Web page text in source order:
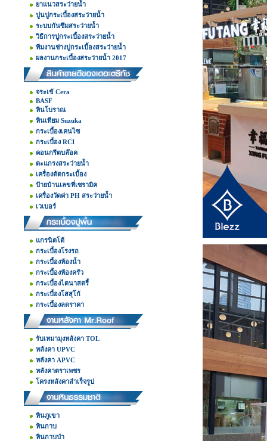
ยาแนวสระว่ายน้ำ
ปูนปูกระเบื้องสระว่ายน้ำ
ระบบกันซึมสระว่ายน้ำ
วิธีการปูกระเบื้องสระว่ายน้ำ
ทีมงานช่างปูกระเบื้องสระว่ายน้ำ
ผลงานกระเบื้องสระว่ายน้ำ 2017
จระเข้ Cera
BASF
หินโบราณ
หินเทียม Suzuka
กระเบื้องเคนไซ
กระเบื้อง RCI
คอนกรีตบล๊อค
ตะแกรงสระว่ายน้ำ
เครื่องตัดกระเบื้อง
ป้ายบ้านเลขที่เซรามิค
เครื่องวัดค่า PH สระว่ายน้ำ
เวเบอร์
แกรนิตโต้
กระเบื้องโรงรถ
กระเบื้องห้องน้ำ
กระเบื้องห้องครัว
กระเบื้องไดนาสตรี้
กระเบื้องโสสุโก้
กระเบื้องลดราคา
รับเหมามุงหลังคา TOL
หลังคา UPVC
หลังคา APVC
หลังคาตราเพชร
โครงหลังคาสำเร็จรูป
หินภูเขา
หินกาบ
หินกาบป่า